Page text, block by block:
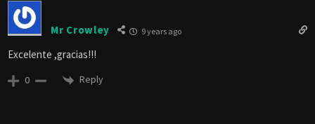
Mr Crowley 9 years ago
Excelente ,gracias!!!
0 Reply